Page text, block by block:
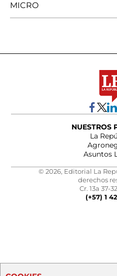
MICRO
NUESTROS
La
Asuntos
© 2026, Editorial La
derechos
Cr. 13a 37-
(+57) 1